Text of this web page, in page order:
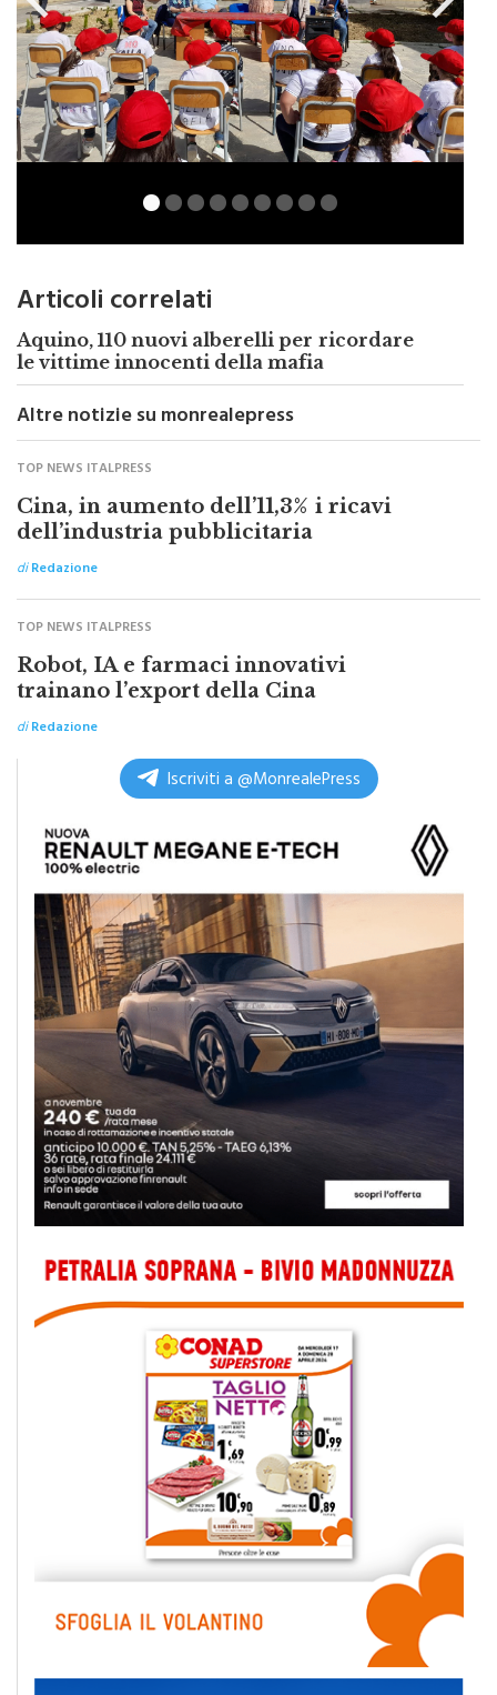
Aquino, 110 nuovi alberelli per ricordare
le vittime innocenti della mafia
Altre notizie su monrealepress
TOP NEWS ITALPRESS
Cina, in aumento dell’11,3% i ricavi
dell’industria pubblicitaria
diRedazione
TOP NEWS ITALPRESS
Robot, IA e farmaci innovativi
trainano l’export della Cina
diRedazione
Iscriviti a @MonrealePress